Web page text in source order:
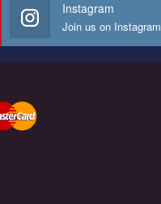
Instagram
Join us on Instagram